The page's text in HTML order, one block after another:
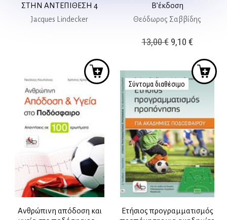
ΣΤΗΝ ΑΝΤΕΠΙΘΕΣΗ 4
Jacques Lindecker
Β’έκδοση
Θεόδωρος Σαββίδης
13,00€ Original
was:
13,00 €.
9,10 €Η
τιμή
είναι:
9,10 €.
Ανθρώπινη απόδοση και
Σύντομα διαθέσιμο
Ετήσιος προγραμματισμός